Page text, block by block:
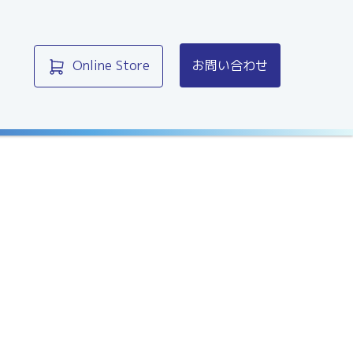
Online Store お問い合わせ